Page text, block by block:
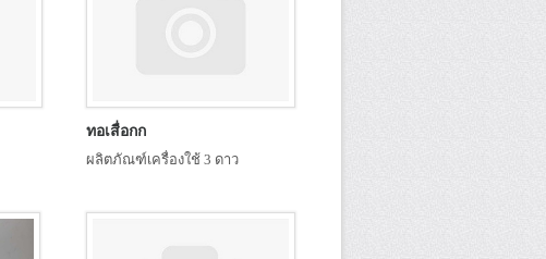
ทอเสื่อกก
ผลิตภัณฑ์เครื่องใช้ 3 ดาว